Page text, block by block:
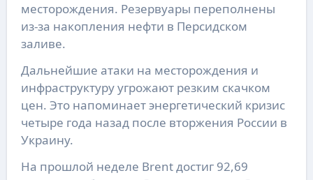
месторождения. Резервуары переполнены
из-за накопления нефти в Персидском
заливе.
Дальнейшие атаки на месторождения и
инфраструктуру угрожают резким скачком
цен. Это напоминает энергетический кризис
четыре года назад после вторжения России в
Украину.
На прошлой неделе Brent достиг 92,69